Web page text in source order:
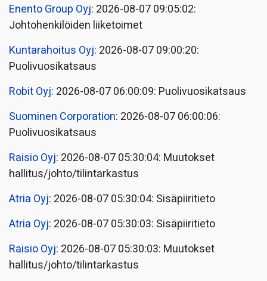
Enento Group Oyj: 2026-08-07 09:05:02:
Johtohenkilöiden liiketoimet
Kuntarahoitus Oyj: 2026-08-07 09:00:20:
Puolivuosikatsaus
Robit Oyj: 2026-08-07 06:00:09: Puolivuosikatsaus
Suominen Corporation: 2026-08-07 06:00:06:
Puolivuosikatsaus
Raisio Oyj: 2026-08-07 05:30:04: Muutokset
hallitus/johto/tilintarkastus
Atria Oyj: 2026-08-07 05:30:04: Sisäpiiritieto
Atria Oyj: 2026-08-07 05:30:03: Sisäpiiritieto
Raisio Oyj: 2026-08-07 05:30:03: Muutokset
hallitus/johto/tilintarkastus